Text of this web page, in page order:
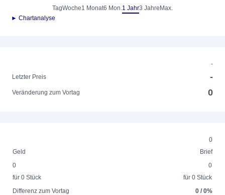
TagWoche1 Monat6 Mon.1 Jahr3 Jahre Max.
► Chartanalyse
-
Letzter Preis
-
Veränderung zum Vortag 0
0
Geld
Brief
0
für 0 Stück
0
für 0 Stück
Differenz zum Vortag
0 / 0%